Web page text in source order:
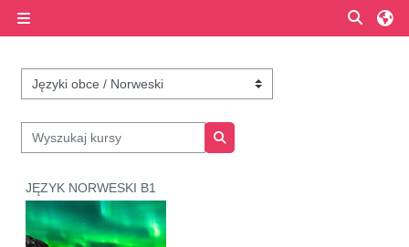
Kategorie kursów
Wyszukaj kursy
JĘZYK NORWESKI B1